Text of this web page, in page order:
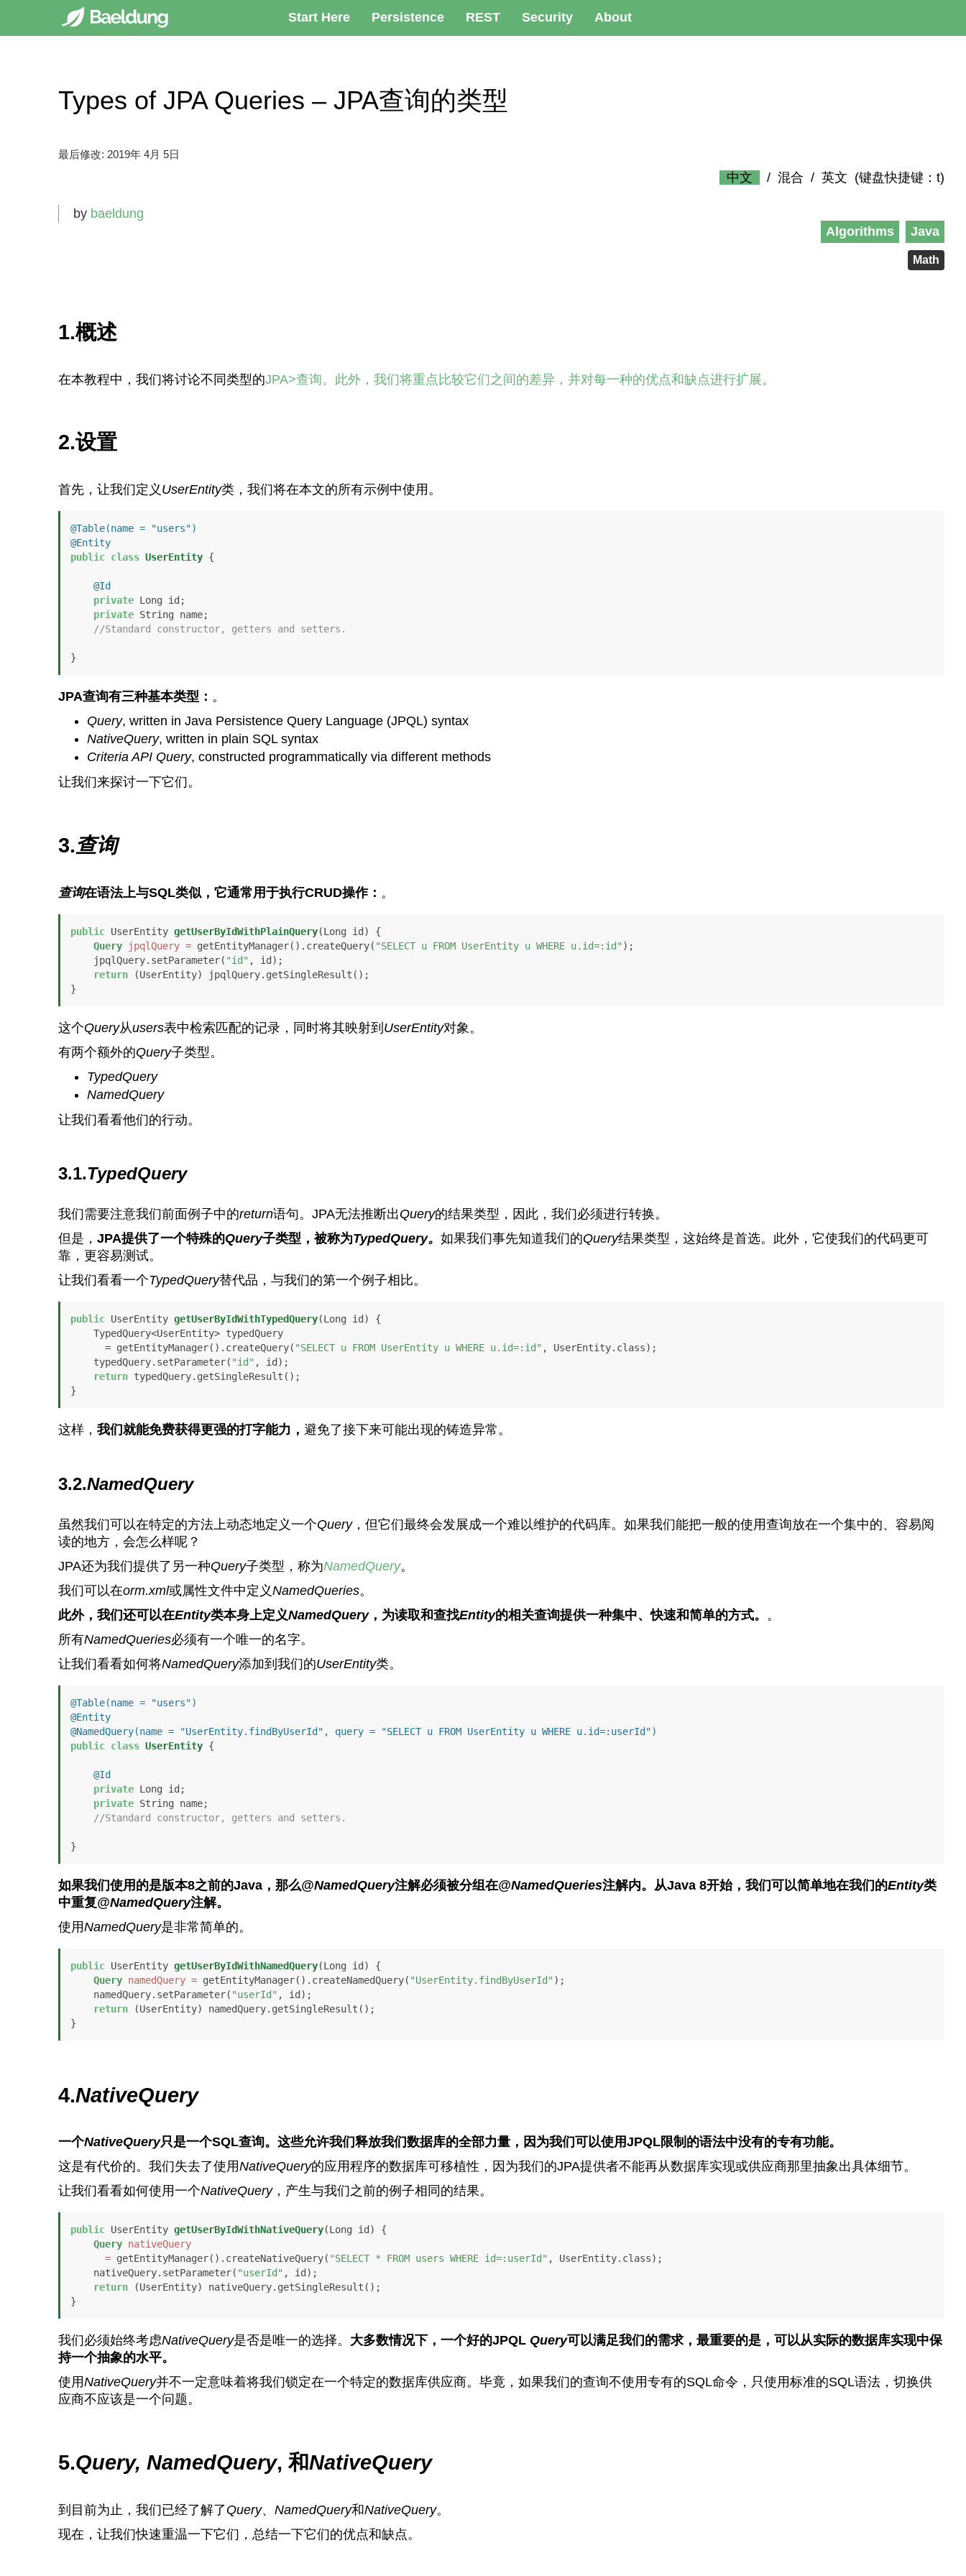
Start Here Persistence REST Security About
Types of JPA Queries – JPA查询的类型
最后修改: 2019年 4月 5日
by baeldung
中文 / 混合 / 英文 (键盘快捷键：t)
Algorithms Java
Math
1.概述
在本教程中，我们将讨论不同类型的JPA>查询。此外，我们将重点比较它们之间的差异，并对每一种的优点和缺点进行扩展。
2.设置
首先，让我们定义 UserEntity类，我们将在本文的所有示例中使用。
@Table(name = "users")
@Entity
public class UserEntity {
@Id
private Long id;
private String name;
//Standard constructor, getters and setters.
}
JPA查询有三种基本类型： 。
Query, written in Java Persistence Query Language (JPQL) syntax
NativeQuery, written in plain SQL syntax
Criteria API Query, constructed programmatically via different methods
让我们来探讨一下它们。
3.查询
查询在语法上与SQL类似，它通常用于执行CRUD操作： 。
public UserEntity getUserByIdWithPlainQuery(Long id)
{
Query
jpqlQuery = getEntityManager().createQuery( "SELECT u FROM UserEntity u WHERE u.id=:id" );
    jpqlQuery.setParameter(
"id" , id);
return (UserEntity) jpqlQuery.getSingleResult();
}
这个Query从users表中检索匹配的记录，同时将其映射到 UserEntity对象。
有两个额外的Query子类型。
TypedQuery
NamedQuery
让我们看看他们的行动。
3.1.TypedQuery
我们需要注意我们前面例子中的return语句。JPA无法推断出Query的结果类型，因此，我们必须进行转换。
但是， JPA提供了一个特殊的Query子类型，被称为TypedQuery。 如果我们事先知道我们的Query结果类型，这始终是首选。此外，它使我们的代码更可
靠，更容易测试。
让我们看看一个TypedQuery替代品，与我们的第一个例子相比。
public UserEntity getUserByIdWithTypedQuery(Long id)
{
      = getEntityManager().createQuery(
"SELECT u FROM UserEntity u WHERE u.id=:id" , UserEntity.class);
    typedQuery.setParameter(
"id" , id);
return typedQuery.getSingleResult();
}
这样， 我们就能免费获得更强的打字能力， 避免了接下来可能出现的铸造异常。
3.2.NamedQuery
虽然我们可以在特定的方法上动态地定义一个Query，但它们最终会发展成一个难以维护的代码库。如果我们能把一般的使用查询放在一个集中的、容易阅
读的地方，会怎么样呢？
JPA还为我们提供了另一种Query子类型，称为NamedQuery。
我们可以在orm.xml或属性文件中定义NamedQueries。
此外，我们还可以在Entity类本身上定义NamedQuery，为读取和查找Entity的相关查询提供一种集中、快速和简单的方式。
。
所有NamedQueries必须有一个唯一的名字。
让我们看看如何将NamedQuery添加到我们的UserEntity类。
@Table(name = "users")
@Entity
@NamedQuery(name = "UserEntity.findByUserId", query = "SELECT u FROM UserEntity u WHERE u.id=:userId")
public class UserEntity {
@Id
private Long id;
private String name;
//Standard constructor, getters and setters.
}
如果我们使用的是版本8之前的Java，那么@NamedQuery注解必须被分组在@NamedQueries注解内。从Java 8开始，我们可以简单地在我们的Entity类
中重复@NamedQuery注解。
使用NamedQuery是非常简单的。
public UserEntity getUserByIdWithNamedQuery(Long id)
{
Query namedQuery = getEntityManager().createNamedQuery( "UserEntity.findByUserId" );
    namedQuery.setParameter(
"userId" , id);
return (UserEntity) namedQuery.getSingleResult();
}
4.NativeQuery
一个NativeQuery只是一个SQL查询。这些允许我们释放我们数据库的全部力量，因为我们可以使用JPQL限制的语法中没有的专有功能。
这是有代价的。我们失去了使用NativeQuery的应用程序的数据库可移植性，因为我们的JPA提供者不能再从数据库实现或供应商那里抽象出具体细节。
让我们看看如何使用一个NativeQuery，产生与我们之前的例子相同的结果。
public UserEntity getUserByIdWithNativeQuery(Long id)
{
Query nativeQuery
= getEntityManager().createNativeQuery( "SELECT * FROM users WHERE id=:userId" , UserEntity.class);
    nativeQuery.setParameter(
"userId" , id);
return (UserEntity) nativeQuery.getSingleResult();
}
我们必须始终考虑NativeQuery是否是唯一的选择。 大多数情况下，一个好的JPQL Query可以满足我们的需求，最重要的是，可以从实际的数据库实现中保
持一个抽象的水平。
使用NativeQuery并不一定意味着将我们锁定在一个特定的数据库供应商。毕竟，如果我们的查询不使用专有的SQL命令，只使用标准的SQL语法，切换供
应商不应该是一个问题。
5.Query, NamedQuery, 和NativeQuery
到目前为止，我们已经了解了Query、 NamedQuery和NativeQuery。
现在，让我们快速重温一下它们，总结一下它们的优点和缺点。